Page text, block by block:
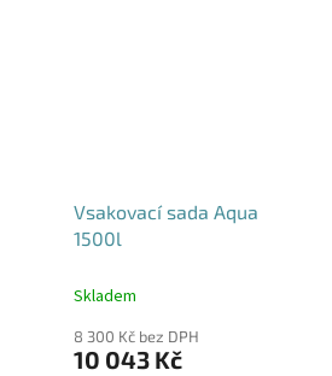
Vsakovací sada Aqua
1500l
Skladem
8 300 Kč bez DPH
10 043 Kč